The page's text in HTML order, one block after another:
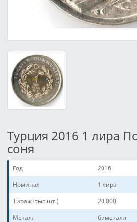
Турция 2016 1 лира
соня
Год
2016
Номинал
1 лира
Тираж (тыс.шт.)
20,000
Металл
биметалл